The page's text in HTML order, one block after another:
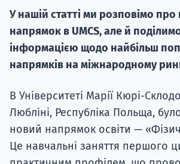
У нашій статті ми розповімо
напрямок в UMCS, але й
інформацією щодо найбільш
напрямків на міжнародному
В Університеті Марії Кюрі-
Любліні, Республіка Польща,
новий напрямок освіти —
Це навчальні заняття першого